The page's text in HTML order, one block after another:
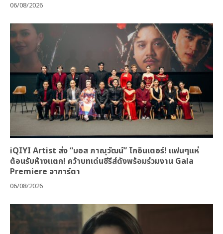
06/08/2026
iQIYI Artist ส่ง “มอส ภาณุวัฒน์” โกอินเตอร์! แฟนๆแห่
ต้อนรับห้างแตก! คว้าบทเด่นซีรีส์ดังพร้อมร่วมงาน Gala
Premiere จาการ์ตา
06/08/2026